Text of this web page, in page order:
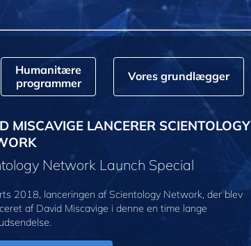
Humanitære
programmer
Vores grundlægger
MISCAVIGE LANCERER SCIENTOLOGY
Network Launch Special
2018, lanceringen af Scientology Network, der blev
af David Miscavige i denne en time lange